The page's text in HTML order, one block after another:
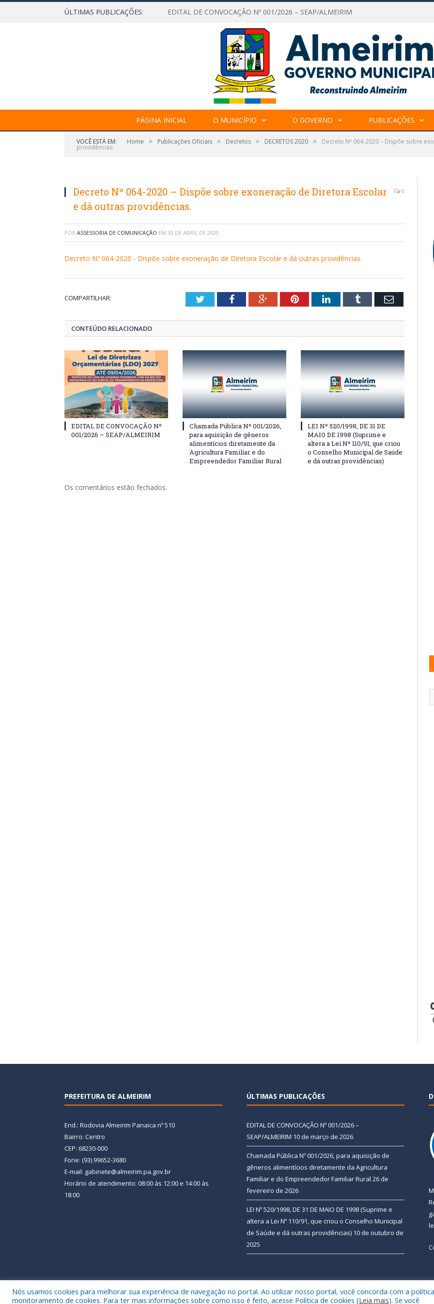
ÚLTIMAS PUBLICAÇÕES: EDITAL DE CONVOCAÇÃO Nº 001/2026 – SEAP/ALMEIRIM
PÁGINA INICIAL O MUNICÍPIO O GOVERNO PUBLICAÇÕES
VOCÊ ESTÁ EM: Home » Publicações Oficiais » Decretos » DECRETOS 2020 » Decreto Nº 064-2020 – Dispõe sobre
providências.
Decreto Nº 064-2020 – Dispõe sobre exoneração de Diretora Escolar
e dá outras providências.
0
POR ASSESSORIA DE COMUNICAÇÃO EM 30 DE ABRIL DE 2020
Decreto Nº 064-2020 - Dispõe sobre exoneração de Diretora Escolar e dá outras providências.
COMPARTILHAR: TwitterFacebookGoogle+PinterestLinkedInTumblr Email
CONTEÚDO RELACIONADO
EDITAL DE CONVOCAÇÃO Nº
001/2026 – SEAP/ALMEIRIM
Chamada Pública Nº 001/2026,
para aquisição de gêneros
alimentícios diretamente da
Agricultura Familiar e do
Empreendedor Familiar Rural
LEI Nº 520/1998, DE 31 DE
MAIO DE 1998 (Suprime e
altera a Lei Nº 110/91, que criou
o Conselho Municipal de Saúde
e dá outras providências)
Os comentários estão fechados.
PREFEITURA DE ALMEIRIM
End.: Rodovia Almeirim Panaica nº 510
Bairro: Centro
CEP: 68230-000
Fone: (93) 99652-3680
E-mail: gabinete@almeirim.pa.gov.br
Horário de atendimento: 08:00 às 12:00 e 14:00 às
18:00
ÚLTIMAS PUBLICAÇÕES
EDITAL DE CONVOCAÇÃO Nº 001/2026 –
SEAP/ALMEIRIM 10 de março de 2026
Chamada Pública Nº 001/2026, para aquisição de
gêneros alimentícios diretamente da Agricultura
Familiar e do Empreendedor Familiar Rural 26 de
fevereiro de 2026
LEI Nº 520/1998, DE 31 DE MAIO DE 1998 (Suprime e
altera a Lei Nº 110/91, que criou o Conselho Municipal
de Saúde e dá outras providências) 10 de outubro de
2025
Todos os direitos reservados a Prefeitura Municipal de Almeirim. Mapa do Site
Nós usamos cookies para melhorar sua experiência de navegação no portal. Ao utilizar nosso portal, você concorda com a
monitoramento de cookies. Para ter mais informações sobre como isso é feito, acesse Política de cookies (Leia mais). Se você